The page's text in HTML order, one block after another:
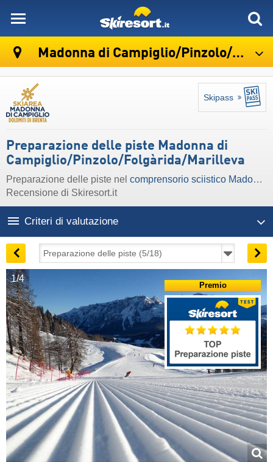
Madonna di Campiglio/​Pinzolo/​Folgàrida/​Marilleva
Skipass
Preparazione delle piste Madonna di
Campiglio/​Pinzolo/​Folgàrida/​Marilleva
Preparazione delle piste nel comprensorio sciistico Madonna di Campiglio/​Pinzolo/​Folgàrida/​Marilleva
Recensione di Skiresort.it
Criteri di valutazione
1/4
Premio